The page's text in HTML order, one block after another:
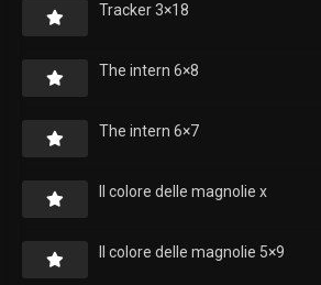
Tracker 3×18
The intern 6×8
The intern 6×7
Il colore delle magnolie x
Il colore delle magnolie 5×9